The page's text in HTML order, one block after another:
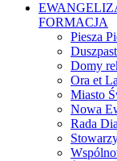
FORMACJA
Piesza
Domy
Ora et
Miasto
Nowa
Rada